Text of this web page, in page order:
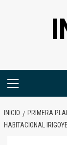
Menú
INICIO PRIMERA
HABITACIONAL